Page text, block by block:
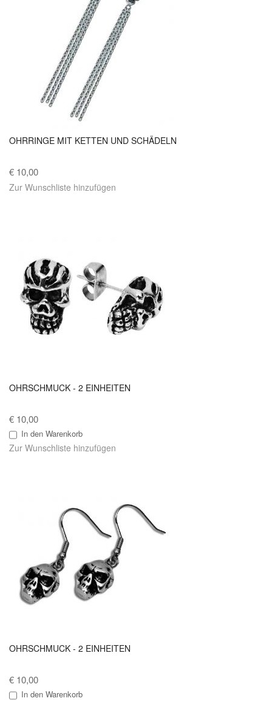
OHRRINGE MIT KETTEN UND SCHÄDELN
€ 10,00
Zur Wunschliste hinzufügen
OHRSCHMUCK - 2 EINHEITEN
€ 10,00
In den Warenkorb
Zur Wunschliste hinzufügen
OHRSCHMUCK - 2 EINHEITEN
€ 10,00
In den Warenkorb